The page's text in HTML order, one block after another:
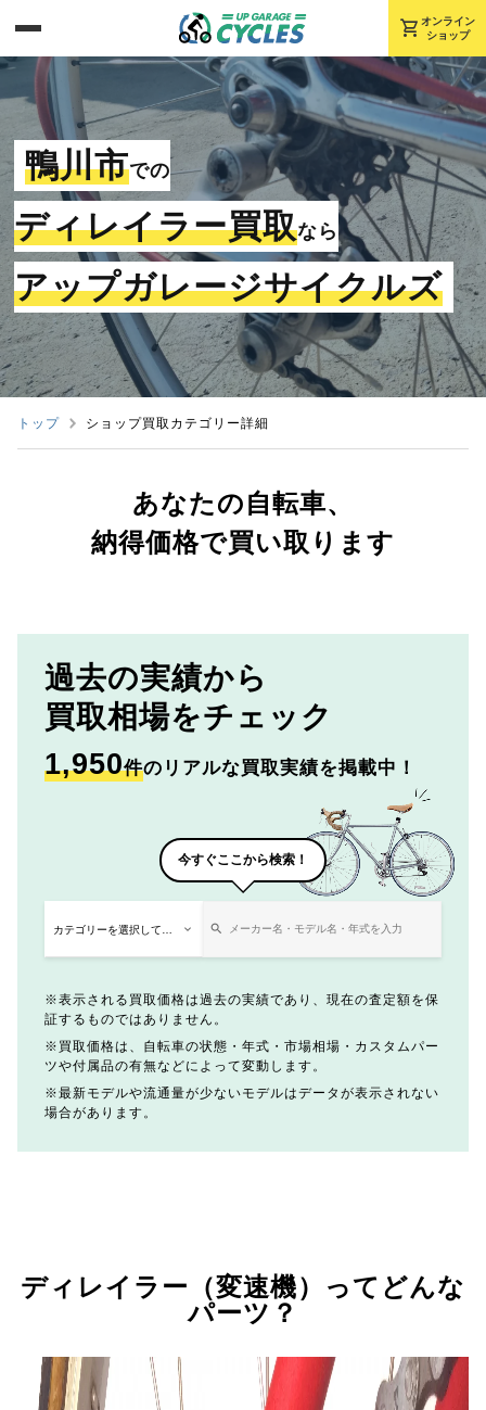
shopping_cart オンライン
ショップ
鴨川市での
ディレイラー買取なら
アップガレージサイクルズ
トップ ショップ買取カテゴリー詳細
あなたの自転車、
納得価格で買い取ります
過去の実績から
買取相場をチェック
1,950件のリアルな買取実績を掲載中！
今すぐここから検索！
表示される買取価格は過去の実績であり、現在の査定額を保
証するものではありません。
買取価格は、自転車の状態・年式・市場相場・カスタムパー
ツや付属品の有無などによって変動します。
最新モデルや流通量が少ないモデルはデータが表示されない
場合があります。
ディレイラー（変速機）ってどんな
パーツ？